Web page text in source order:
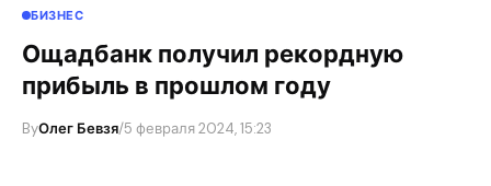
БИЗНЕС
Ощадбанк получил рекордную
прибыль в прошлом году
ByОлег Бевзя/5 февраля 2024, 15:23